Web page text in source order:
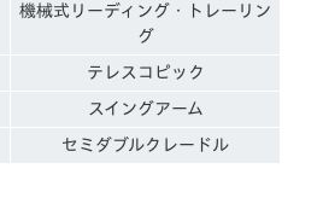
機械式リーディング・トレーリン
グ
テレスコピック
スイングアーム
セミダブルクレードル